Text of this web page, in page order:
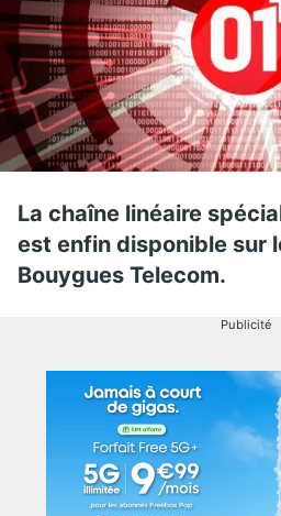
La chaîne linéaire
est enfin disponible sur
Bouygues Telecom.
Publicité